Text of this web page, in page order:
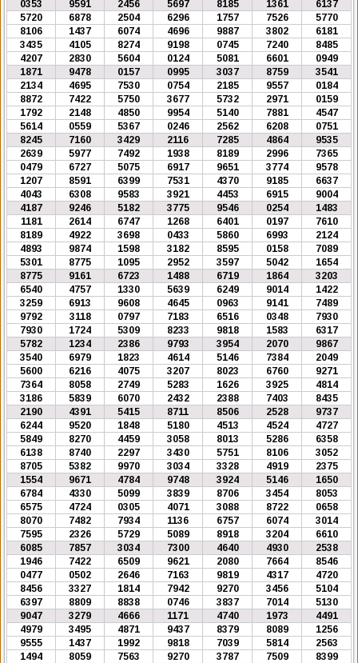
0353 9591 2456 5697 8185 1361
6137
5720
6878 2504 6296 1757 7526
5770
8106
1437 6074 4696 9887 3802
6181
3435
4105 8274 9198 0745 7240
8485
4207
2830 5604 0124 5081 6601
0949
1871
9478 0157 0995 3037 8759
3541
2134
4695 7530 0754 2185 9557
0184
8872
7422 5750 3677 5732 2971
0159
1792
2148 4850 9954 5140 7881
4547
5614
0559 5367 0246 2562 6208
0751
8245
7160 3429 2116 7285 4864
9535
2639
5977 7492 1938 8189 2996
7365
0479
6727 5075 6917 9651 3774
9578
1207
8591 6399 7531 4370 9185
6637
4043
6308 9583 3921 4453 6915
9004
4187
9246 5182 3775 9546 0254
1483
1181
2614 6747 1268 6401 0197
7610
8189
4922 3698 0433 5860 6993
2124
4893
9874 1598 3182 8595 0158
7089
5301
8775 1095 2952 3597 5042
1654
8775
9161 6723 1488 6719 1864
3203
6540
4757 1330 5639 6249 9014
1422
3259
6913 9608 4645 0963 9141
7489
9792
3118 0797 7183 6516 0348
7930
7930
1724 5309 8233 9818 1583
6317
5782
1234 2386 9793 3954 2070
9867
3540
6979 1823 4614 5146 7384
2049
5600
6216 4075 3207 8023 6760
9271
7364
8058 2749 5283 1626 3925
4814
3186
5839 6070 2432 2388 7403
8435
2190
4391 5415 8711 8506 2528
9737
6244
9520 1848 5180 4513 4524
4727
5849
8270 4459 3058 8013 5286
6358
6138
8740 2297 3430 5751 8106
3052
8705
5382 9970 3034 3328 4919
2375
1554
9671 4784 9748 3924 5146
1650
6784
4330 5099 3839 8706 3454
8053
6575
4724 0305 4071 3088 8722
0658
8070
7482 7934 1136 6757 6074
3014
7595
2326 5729 5089 8918 3204
6610
6085
7857 3034 7300 4640 4930
2538
1946
7422 6509 9621 2080 7664
8546
0477
0502 2646 7163 9819 4317
4720
8456
3327 1814 7942 9270 3456
5104
6397
8809 8838 0746 3837 7014
5130
9047
3279 4666 1171 4740 1973
4491
4979
3495 4871 9437 8379 8089
1256
9555
1437 1992 9818 7039 5814
2563
1494
8059 7563 9270 3787 7509
8399